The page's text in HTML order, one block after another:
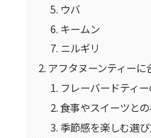
ウバ
キームン
ニルギリ
アフタヌーンティー
フレーバードティ
食事やスイーツと
季節感を楽しむ選